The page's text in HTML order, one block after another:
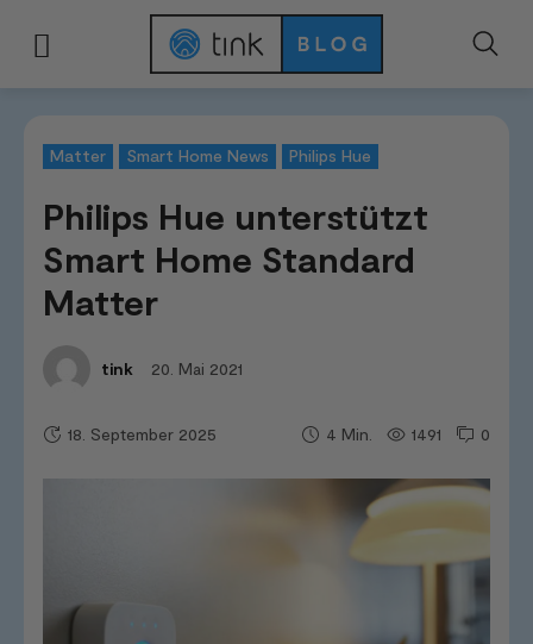
Matter Smart Home News Philips Hue
Philips Hue unterstützt
Smart Home Standard
Matter
tink 20. Mai 2021
0
1491
4 Min.
18. September 2025